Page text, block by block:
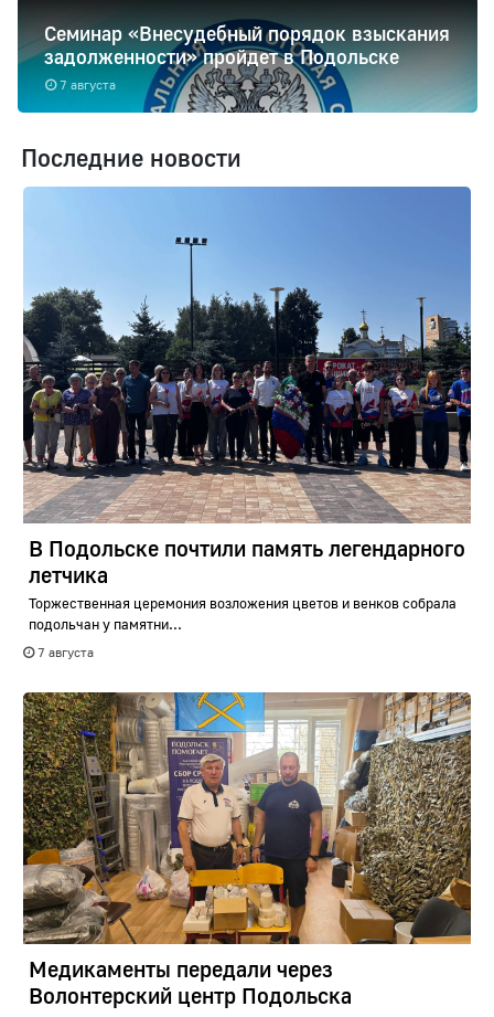
7 августа
Семинар «Внесудебный порядок взыскания
задолженности» пройдет в Подольске
Последние новости
В Подольске почтили память легендарного
летчика
Торжественная церемония возложения цветов и венков собрала
подольчан у памятни...
7 августа
Медикаменты передали через
Волонтерский центр Подольска